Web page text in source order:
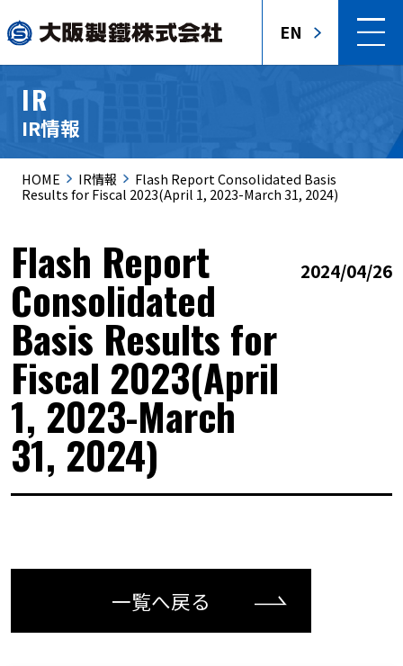
EN
IR
IR情報
HOME IR情報
Flash Report Consolidated Basis
Results for Fiscal 2023(April 1, 2023-March 31, 2024)
Flash Report
Consolidated
Basis Results for
Fiscal 2023(April
1, 2023-March
31, 2024)
2024/04/26
一覧へ戻る